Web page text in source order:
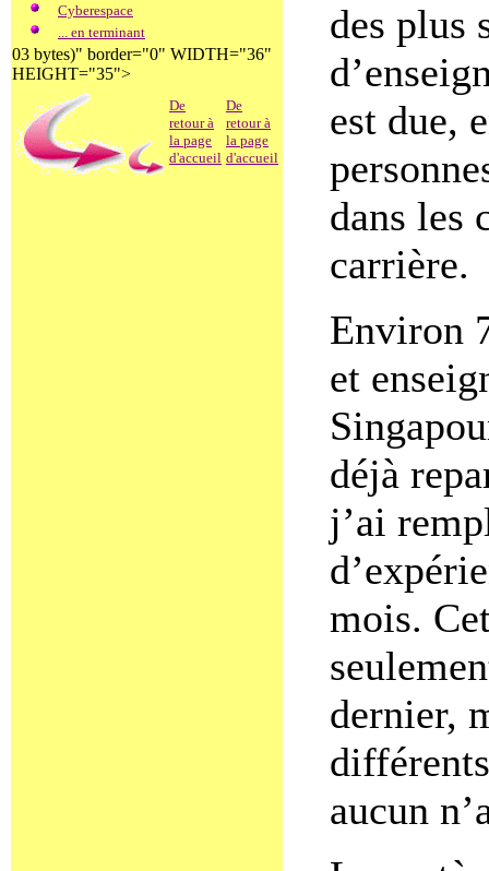
Cyberespace
... en terminant
03 bytes)" border="0" WIDTH="36"
HEIGHT="35">
De
retour à
la page
d'accueil
De
retour à
la page
d'accueil
des plus
est due,
dans les
carrière.
Environ
et
déjà
j’ai
mois.
dernier,
aucun